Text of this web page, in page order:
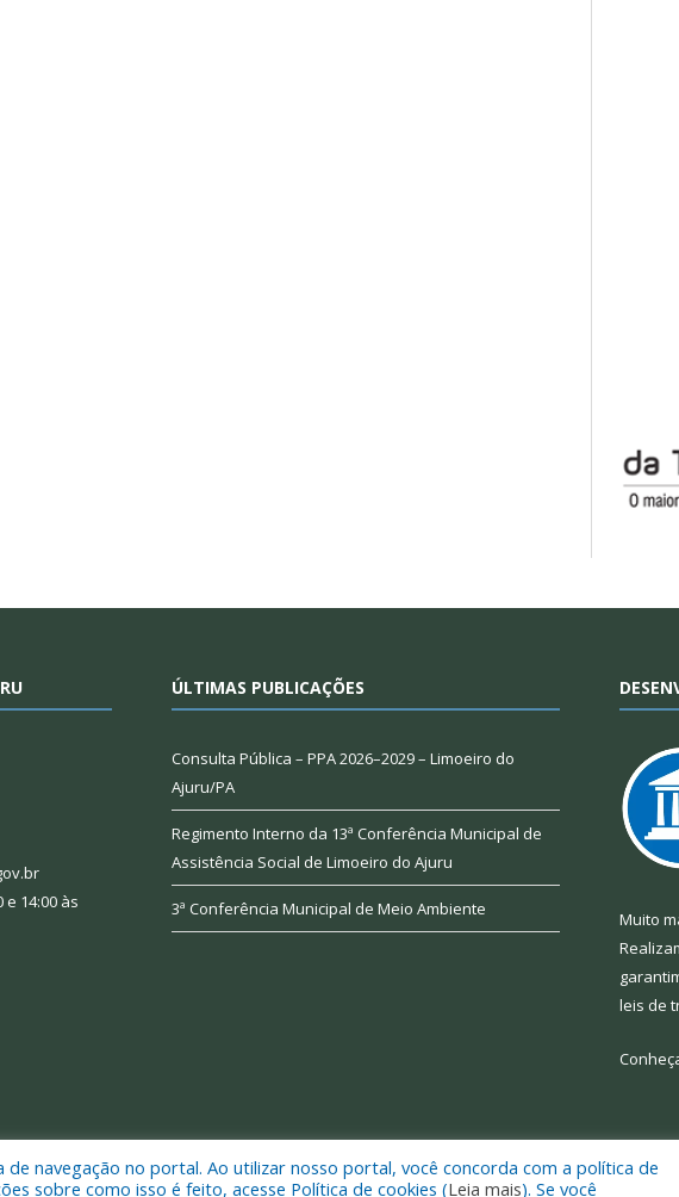
14:00 às
ÚLTIMAS PUBLICAÇÕES
Consulta Pública – PPA 2026–2029 – Limoeiro do
Ajuru/PA
Regimento Interno da 13ª Conferência Municipal de
Assistência Social de Limoeiro do Ajuru
3ª Conferência Municipal de Meio Ambiente Muito
leis de
Municipal de Limoeiro do Ajuru. Mapa do Site
navegação no portal. Ao utilizar nosso portal, você concorda com a política de
sobre como isso é feito, acesse Política de cookies (Leia mais). Se você